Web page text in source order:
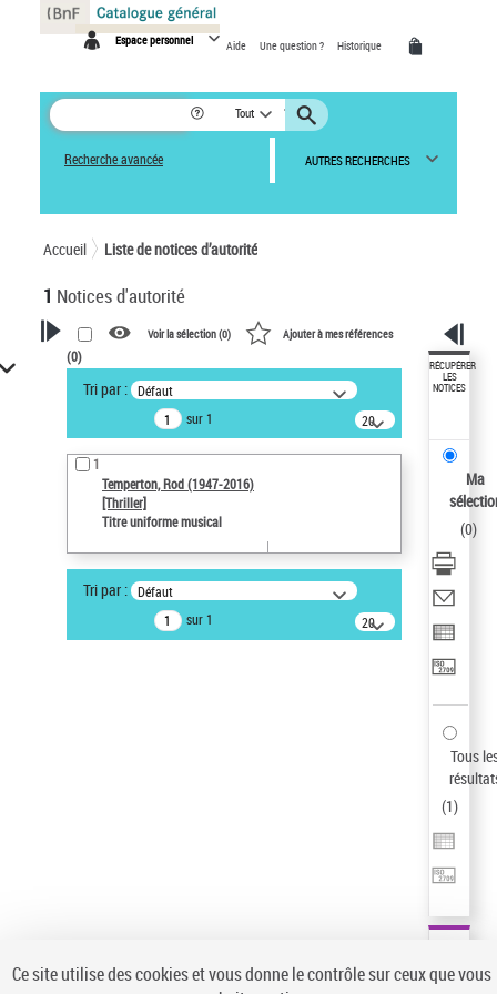
Espace personnel Aide Une question ? Historique
Tout
Recherche avancée AUTRES RECHERCHES
Accueil Liste de notices d’autorité
1 Notices d'autorité
VOTRE RECHERCHE
Recherche avancée dans les
notices d’autorité
Œuvres liées à l'auteur :
Temperton, Rod (1947-2016)
Type de notice d'autorité
Titre uniforme musical
Voir la sélection (0) Ajouter à mes références
(0)
Tri par : Défaut
sur 1
20
résultats/page
1
Temperton, Rod (1947-2016)
[Thriller]
Titre uniforme musical
Tri par : Défaut
sur 1
20
résultats/page
RÉCUPÉRER
LES
NOTICES
Ma
(0)
Tous
(1)
Panneau de gestion des cookies
Ce site utilise des cookies et vous donne le contrôle sur ceux que vous